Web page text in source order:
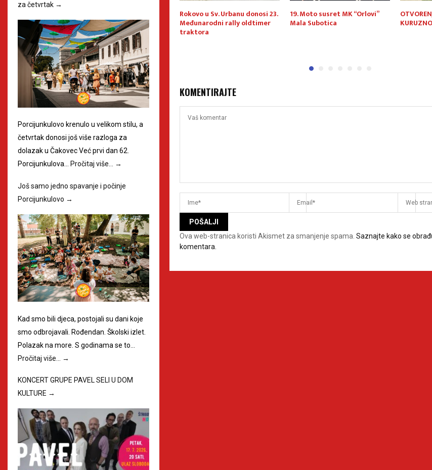
priče tradiciju
Rokovo u Sv. Urbanu donosi 23.
Međunarodni rally oldtimer
traktora
19. Moto susret MK “Orlovi”
Mala Subotica
KOMENTIRAJTE
Ova web-stranica koristi Akismet za smanjenje spama. Saznajte kako se
komentara.
za četvrtak →
Porcijunkulovo krenulo u velikom stilu, a
četvrtak donosi još više razloga za
dolazak u Čakovec Već prvi dan 62.
Porcijunkulova… Pročitaj više… →
Još samo jedno spavanje i počinje
Porcijunkulovo →
Kad smo bili djeca, postojali su dani koje
smo odbrojavali. Rođendan. Školski izlet.
Polazak na more. S godinama se to…
Pročitaj više…
→
KONCERT GRUPE PAVEL SELI U DOM
KULTURE →